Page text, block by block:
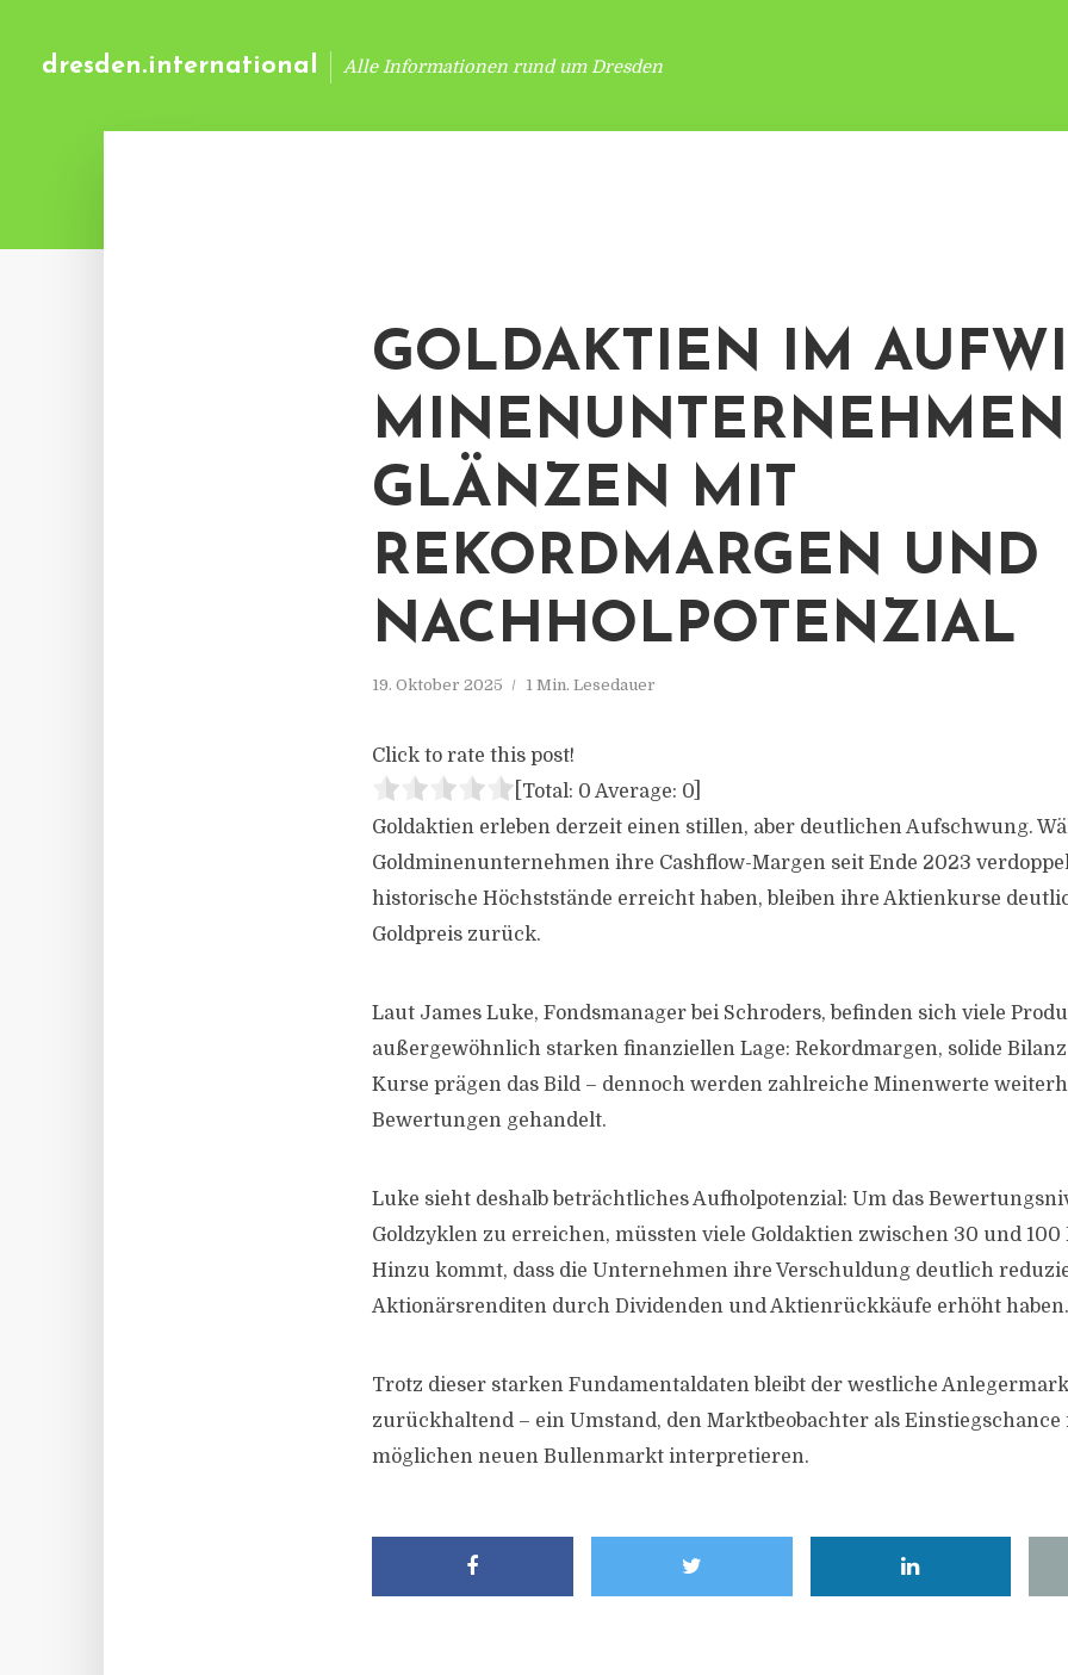
dresden.international Alle Informationen rund um Dresden
GOLDAKTIEN IM
MINENUNTERNEHMEN
GLÄNZEN MIT
REKORDMARGEN UND
NACHHOLPOTENZIAL
19. Oktober 2025 1 Min. Lesedauer
Click to rate this post!
[Total: 0 Average: 0
Goldaktien erleben derzeit einen stillen, aber deutlichen Aufschwung.
Goldminenunternehmen ihre Cashflow-Margen seit Ende 2023
historische Höchststände erreicht haben, bleiben ihre Aktienkurse
Goldpreis zurück.
Laut James Luke, Fondsmanager bei Schroders, befinden sich viele
außergewöhnlich starken finanziellen Lage: Rekordmargen, solide
Kurse prägen das Bild – dennoch werden zahlreiche Minenwerte
Bewertungen gehandelt.
Luke sieht deshalb beträchtliches Aufholpotenzial: Um das
Goldzyklen zu erreichen, müssten viele Goldaktien zwischen 30 und 100
Hinzu kommt, dass die Unternehmen ihre Verschuldung deutlich
Aktionärsrenditen durch Dividenden und Aktienrückkäufe erhöht haben.
Trotz dieser starken Fundamentaldaten bleibt der westliche
zurückhaltend – ein Umstand, den Marktbeobachter als Einstiegschance
möglichen neuen Bullenmarkt interpretieren.